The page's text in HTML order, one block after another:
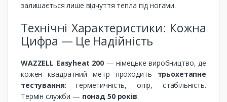
залишається лише відчуття тепла під ногами.
Технічні Характеристики: Кожна
Цифра — Це Надійність
WAZZELL Easyheat 200 — німецьке виробництво, де
кожен квадратний метр проходить трьохетапне
тестування: герметичність, опір, стабільність.
Термін служби — понад 50 років.